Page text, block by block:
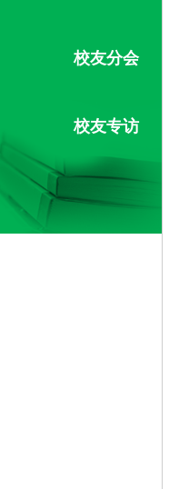
校友分会
校友专访